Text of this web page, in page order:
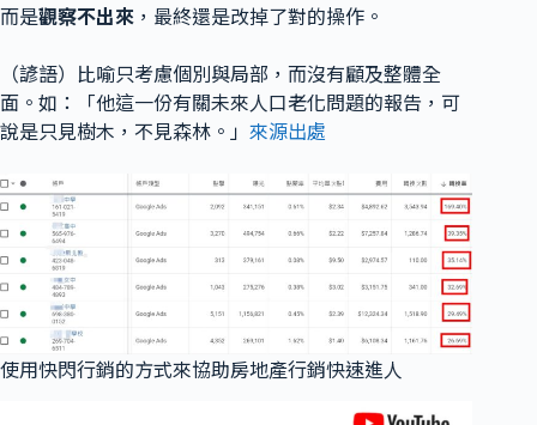
而是觀察不出來 ，最終還是改掉了對的操作。
（諺語）比喻只考慮個別與局部，而沒有顧及整體全
面。如：「他這一份有關未來人口老化問題的報告，可
說是只見樹木，不見森林 。」 來源出處
使用快閃行銷的方式來協助房地產行銷快速進人